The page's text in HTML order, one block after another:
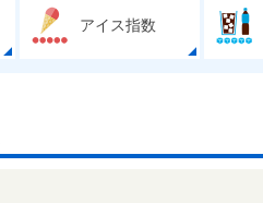
アイス指数